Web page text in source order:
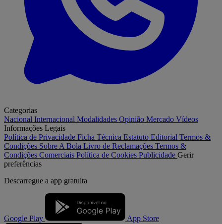
Categorias
Nacional Internacional Modalidades Opinião Mercado Vídeos
Informações Legais
Política de Privacidade Ficha Técnica Estatuto Editorial Termos &
Condições Sobre A Bola Livro de Reclamações Termos &
Condições Comerciais Política de Cookies Publicidade Gerir
preferências
Descarregue a app gratuita
Google Play App Store